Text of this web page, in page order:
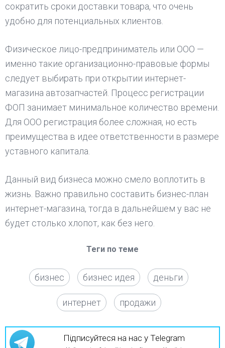
сократить сроки доставки товара, что очень
удобно для потенциальных клиентов.
Физическое лицо-предприниматель или ООО —
именно такие организационно-правовые формы
следует выбирать при открытии интернет-
магазина автозапчастей. Процесс регистрации
ФОП занимает минимальное количество времени.
Для ООО регистрация более сложная, но есть
преимущества в идее ответственности в размере
уставного капитала.
Данный вид бизнеса можно смело воплотить в
жизнь. Важно правильно составить бизнес-план
интернет-магазина, тогда в дальнейшем у вас не
будет столько хлопот, как без него.
Теги по теме
бизнес бизнес идея деньги
интернет продажи
Підписуйтеся на нас у Telegram